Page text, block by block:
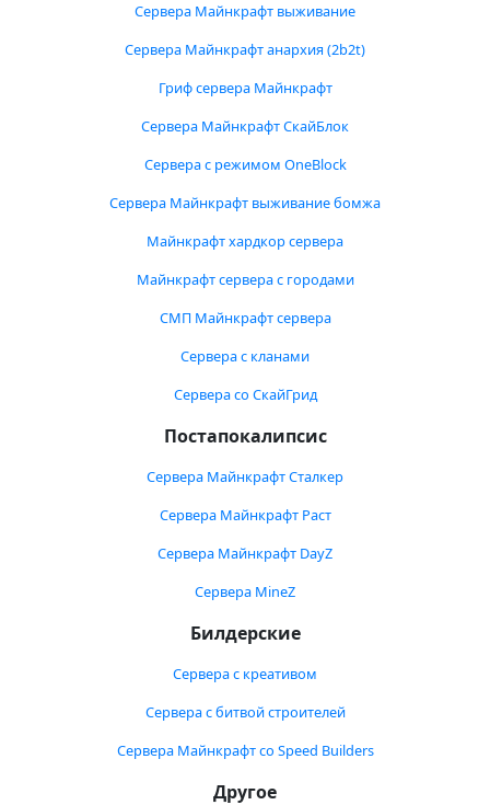
Сервера Майнкрафт выживание
Сервера Майнкрафт анархия (2b2t)
Гриф сервера Майнкрафт
Сервера Майнкрафт СкайБлок
Сервера с режимом OneBlock
Сервера Майнкрафт выживание бомжа
Майнкрафт хардкор сервера
Майнкрафт сервера с городами
СМП Майнкрафт сервера
Сервера с кланами
Сервера со СкайГрид
Постапокалипсис
Сервера Майнкрафт Сталкер
Сервера Майнкрафт Раст
Сервера Майнкрафт DayZ
Сервера MineZ
Билдерские
Сервера с креативом
Сервера с битвой строителей
Сервера Майнкрафт со Speed Builders
Другое